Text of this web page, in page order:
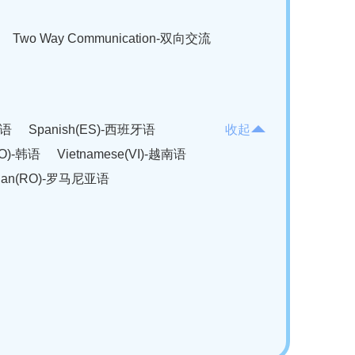
Two Way Communication-双向交流
Spanish(ES)-西班牙语
韩语
Vietnamese(VI)-越南语
罗马尼亚语
收起